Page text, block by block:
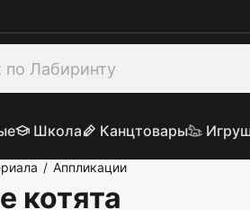
Школа Канцтовары
/ Аппликации
котята